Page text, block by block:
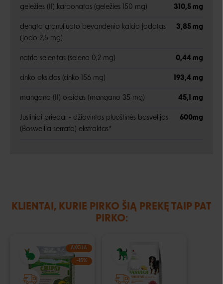
geležies (II) karbonatas (geležies 150 mg) 310,5 mg
dengto granuliuoto bevandenio kalcio jodatas
(jodo 2,5 mg)
3,85 mg
natrio selenitas (seleno 0,2 mg) 0,44 mg
cinko oksidas (cinko 156 mg) 193,4 mg
mangano (II) oksidas (mangano 35 mg) 45,1 mg
Jusliniai priedai - džiovintos pluoštinės bosvelijos
(Boswellia serrata) ekstraktas*
600mg
KLIENTAI, KURIE PIRKO ŠIĄ PREKĘ TAIP PAT
PIRKO:
AKCIJA
−15%